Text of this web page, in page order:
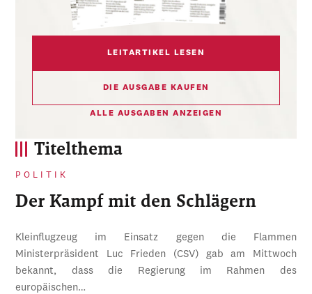
Titelthema
POLITIK
Der Kampf mit den Schlägern
Kleinflugzeug im Einsatz gegen die Flammen
Ministerpräsident Luc Frieden (CSV) gab am Mittwoch
bekannt, dass die Regierung im Rahmen des
europäischen…
LEITARTIKEL LESEN
DIE AUSGABE KAUFEN
ALLE AUSGABEN ANZEIGEN